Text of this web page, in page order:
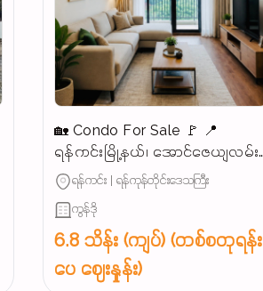
🏡 Condo For Sale 🚩 📍
ရန်ကင်းမြို့နယ်၊ အောင်ဇေယျလမ်း
အနီး (နေရာကောင်း)
ရန်ကင်း | ရန်ကုန်တိုင်းဒေသကြီး
ကွန်ဒို
6.8 သိန်း (ကျပ်) (တစ်စတုရန်း
ပေ ဈေးနှုန်း)